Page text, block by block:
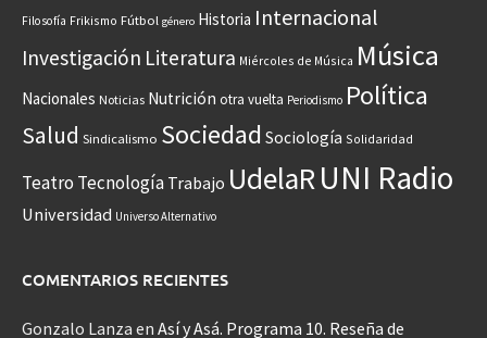
Filosofía Frikismo Fútbol género Historia Internacional
Investigación Literatura Miércoles de Música Música
Nacionales Noticias Nutrición otra vuelta Periodismo Política
Salud Sindicalismo Sociedad Sociología Solidaridad
Teatro Tecnología Trabajo UdelaRUNI Radio
Universidad Universo Alternativo
COMENTARIOS RECIENTES
Gonzalo Lanza en Así y Asá. Programa 10. Reseña de